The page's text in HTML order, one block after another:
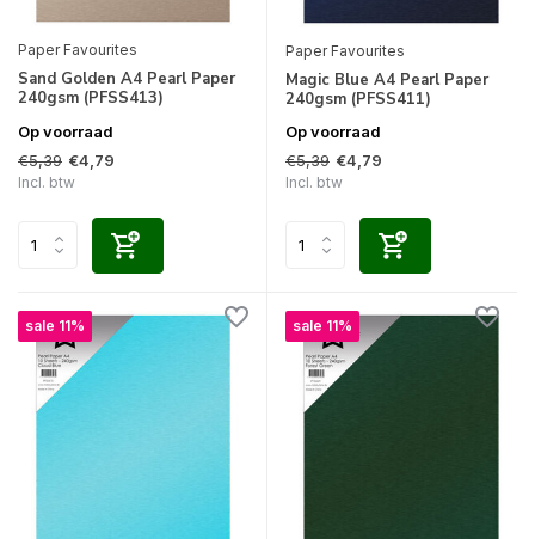
Paper Favourites
Sand Golden A4 Pearl Paper
240gsm (PFSS413)
Op voorraad
€5,39 €4,79
Incl. btw
Paper Favourites
Magic Blue A4 Pearl Paper
240gsm (PFSS411)
Op voorraad
€5,39 €4,79
Incl. btw
sale 11% sale 11%